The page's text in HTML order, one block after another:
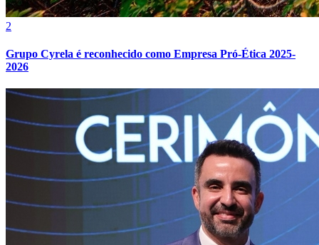
Botafogo
2
Grupo Cyrela é reconhecido como Empresa Pró-Ética 2025-
2026